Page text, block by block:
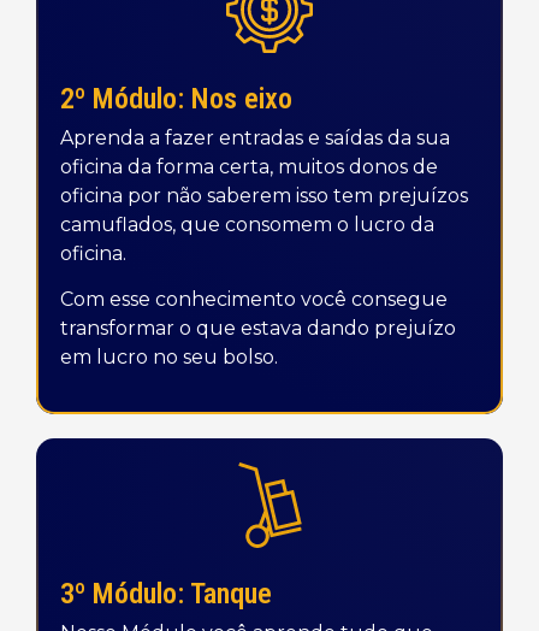
2º Módulo: Nos eixo
Aprenda a fazer entradas e saídas da sua
oficina da forma certa, muitos donos de
oficina por não saberem isso tem prejuízos
camuflados, que consomem o lucro da
oficina.
Com esse conhecimento você consegue
transformar o que estava dando prejuízo
em lucro no seu bolso.
3º Módulo: Tanque